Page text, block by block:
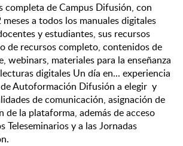
completa de Campus Difusión, con
a todos los manuales digitales
y estudiantes, sus recursos
de recursos completo, contenidos de
webinars, materiales para la enseñanza
digitales Un día en... experiencia
Autoformación Difusión a elegir  y
de comunicación, asignación de
de la plataforma, además de acceso
Teleseminarios y a las Jornadas